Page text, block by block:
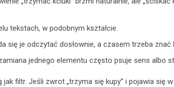
tekstach, w podobnym kształcie.
się je odczytać dosłownie, a czasem trzeba znać
jednego elementu często psuje sens albo
filtr. Jeśli zwrot „trzyma się kupy” i pojawia się